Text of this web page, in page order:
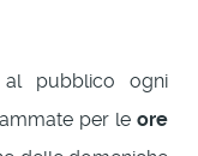
pubblico ogni
per le ore